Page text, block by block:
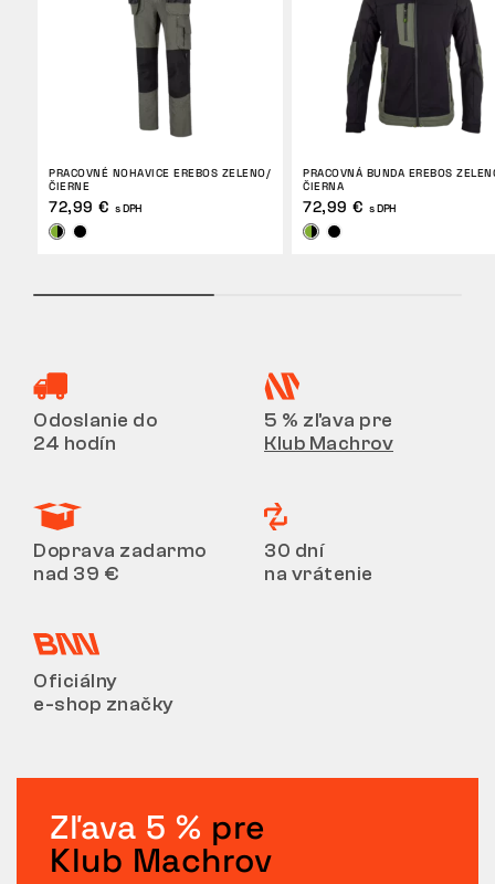
PRACOVNÉ NOHAVICE EREBOS ZELENO/
ČIERNE
72,99 € s DPH
PRACOVNÁ BUNDA EREBOS
ČIERNA
72,99 € s DPH
Odoslanie do
24 hodín
5 % zľava pre
Klub Machrov
Doprava zadarmo
nad 39 €
30 dní
na vrátenie
Oficiálny
e-shop značky
Zľava 5 % pre
Klub Machrov